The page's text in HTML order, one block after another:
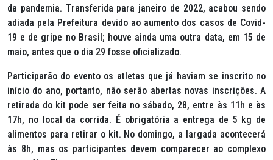
da pandemia. Transferida para janeiro de 2022, acabou sendo
adiada pela Prefeitura devido ao aumento dos casos de Covid-
19 e de gripe no Brasil; houve ainda uma outra data, em 15 de
maio, antes que o dia 29 fosse oficializado.
Participarão do evento os atletas que já haviam se inscrito no
início do ano, portanto, não serão abertas novas inscrições. A
retirada do kit pode ser feita no sábado, 28, entre às 11h e às
17h, no local da corrida. É obrigatória a entrega de 5 kg de
alimentos para retirar o kit. No domingo, a largada acontecerá
às 8h, mas os participantes devem comparecer ao complexo